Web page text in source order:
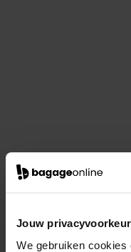
Jouw
We gebruiken